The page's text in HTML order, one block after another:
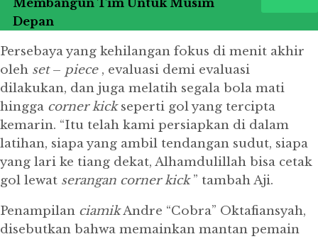
Depan
Persebaya yang kehilangan fokus di menit akhir
oleh set– piece, evaluasi demi evaluasi
dilakukan, dan juga melatih segala bola mati
hingga cornerkickseperti gol yang tercipta
kemarin. “Itu telah kami persiapkan di dalam
latihan, siapa yang ambil tendangan sudut, siapa
yang lari ke tiang dekat, Alhamdulillah bisa cetak
gol lewat serangan cornerkick” tambah Aji.
Penampilan ciamikAndre “Cobra” Oktafiansyah,
disebutkan bahwa memainkan mantan pemain